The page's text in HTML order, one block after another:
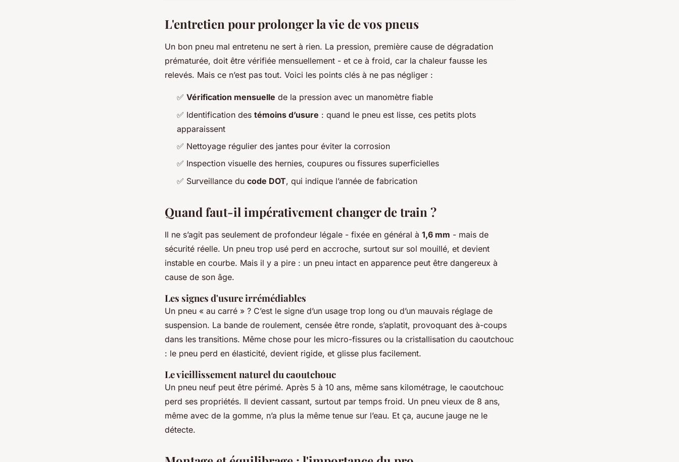
L'entretien pour prolonger la vie de vos pneus
Un bon pneu mal entretenu ne sert à rien. La pression, première cause de dégradation
prématurée, doit être vérifiée mensuellement - et ce à froid, car la chaleur fausse les
relevés. Mais ce n’est pas tout. Voici les points clés à ne pas négliger :
✅ Vérification mensuelle de la pression avec un manomètre fiable
✅ Identification des témoins d’usure : quand le pneu est lisse, ces petits plots
apparaissent
✅ Nettoyage régulier des jantes pour éviter la corrosion
✅ Inspection visuelle des hernies, coupures ou fissures superficielles
✅ Surveillance du code DOT, qui indique l’année de fabrication
Quand faut-il impérativement changer de train ?
Il ne s’agit pas seulement de profondeur légale - fixée en général à 1,6 mm - mais de
sécurité réelle. Un pneu trop usé perd en accroche, surtout sur sol mouillé, et devient
instable en courbe. Mais il y a pire : un pneu intact en apparence peut être dangereux à
cause de son âge.
Les signes d'usure irrémédiables
Un pneu « au carré » ? C’est le signe d’un usage trop long ou d’un mauvais réglage de
suspension. La bande de roulement, censée être ronde, s’aplatit, provoquant des à-coups
dans les transitions. Même chose pour les micro-fissures ou la cristallisation du caoutchouc
: le pneu perd en élasticité, devient rigide, et glisse plus facilement.
Le vieillissement naturel du caoutchouc
Un pneu neuf peut être périmé. Après 5 à 10 ans, même sans kilométrage, le caoutchouc
perd ses propriétés. Il devient cassant, surtout par temps froid. Un pneu vieux de 8 ans,
même avec de la gomme, n’a plus la même tenue sur l’eau. Et ça, aucune jauge ne le
détecte.